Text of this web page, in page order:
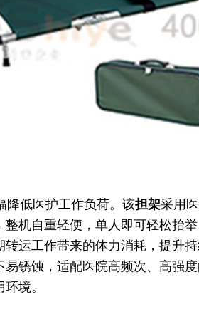
低医护工作负荷。该担架采用
机自重轻便，单人即可轻松抬
转运工作带来的体力消耗，提升
锈蚀，适配医院高频次、高强
境。